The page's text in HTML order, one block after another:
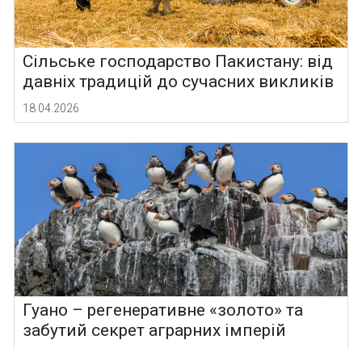
Сільське господарство Пакистану: від
давніх традицій до сучасних викликів
18.04.2026
Гуано – регенеративне «золото» та
забутий секрет аграрних імперій